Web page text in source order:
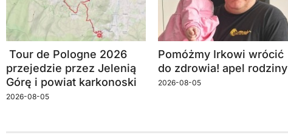
Tour de Pologne 2026
przejedzie przez Jelenią
Górę i powiat karkonoski
2026-08-05
Pomóżmy Irkowi wrócić
do zdrowia! apel rodziny
2026-08-05